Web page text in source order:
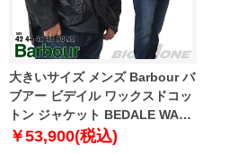
大きいサイズ メンズ Barbour バ
ブアー ビデイル ワックスドコッ
トン ジャケット BEDALE WAX
JACKET 直輸入品 mwx0018
￥53,900(税込)